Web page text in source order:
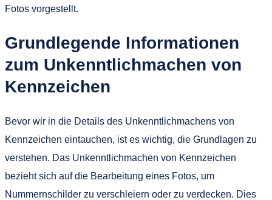
Fotos vorgestellt.
Grundlegende Informationen
zum Unkenntlichmachen von
Kennzeichen
Bevor wir in die Details des Unkenntlichmachens von
Kennzeichen eintauchen, ist es wichtig, die Grundlagen zu
verstehen. Das Unkenntlichmachen von Kennzeichen
bezieht sich auf die Bearbeitung eines Fotos, um
Nummernschilder zu verschleiern oder zu verdecken. Dies